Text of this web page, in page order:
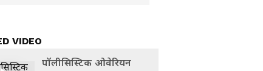
VIDEO
पॉलीसिस्टिक ओवेरियन